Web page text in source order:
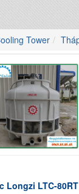
Tower
Longzi LTC-80RT